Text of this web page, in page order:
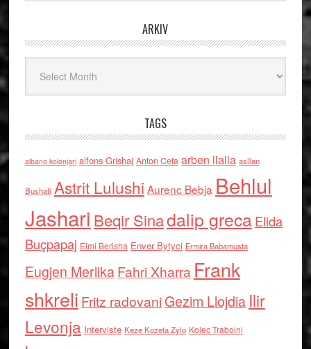
ARKIV
TAGS
albano kolonjari alfons Grishaj Anton Cefa arben llalla asllan
Bushati Astrit Lulushi Aurenc Bebja Behlul
Jashari Beqir Sinadalip grecaElida
Buçpapaj Elmi Berisha Enver Bytyci Ermira Babamusta
Eugjen MerlikaFahri Xharra Frank
shkreli Fritz radovaniGezim Llojdia Ilir
Levonja Interviste Keze Kozeta Zylo Kolec Traboini